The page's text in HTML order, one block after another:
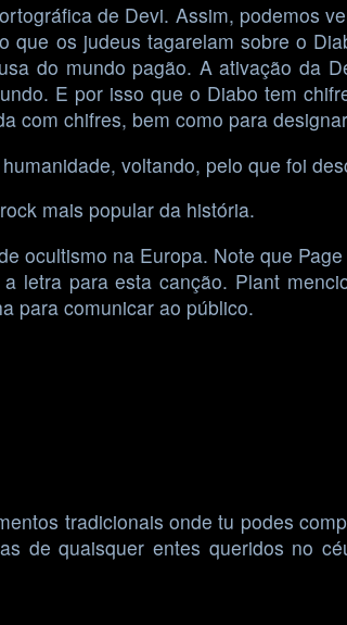
de Devi. Assim, podemos
os judeus tagarelam sobre o
do mundo pagão. A ativação da
E por isso que o Diabo tem
com chifres, bem como para
voltando, pelo que foi
mais popular da história.
ocultismo na Europa. Note que
letra para esta canção. Plant
para comunicar ao público.
tradicionais onde tu podes
de quaisquer entes queridos no